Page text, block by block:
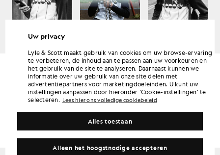
LYLE & SCOTT
SS/2019
LYLE & SCOTT
Uw privacy
Lyle & Scott maakt gebruik van cookies om uw browse-ervaring
te verbeteren, de inhoud aan te passen aan uw voorkeuren en
het gebruik van de site te analyseren. Daarnaast kunnen we
informatie over uw gebruik van onze site delen met
advertentiepartners voor marketingdoeleinden. U kunt uw
instellingen aanpassen door hieronder ‘Cookie-instellingen’ te
selecteren.
Lees hier ons volledige cookiebeleid
Alleen het hoogstnodige accepteren
Alles toestaan